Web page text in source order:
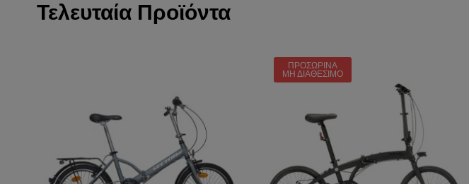
Τελευταία Προϊόντα
ΠΡΟΣΩΡΙΝΆ
ΜΗ ΔΙΑΘΈΣΙΜΟ